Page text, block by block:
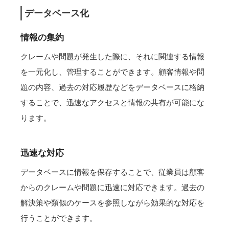
データベース化
情報の集約
クレームや問題が発生した際に、それに関連する情報
を一元化し、管理することができます。顧客情報や問
題の内容、過去の対応履歴などをデータベースに格納
することで、迅速なアクセスと情報の共有が可能にな
ります。
迅速な対応
データベースに情報を保存することで、従業員は顧客
からのクレームや問題に迅速に対応できます。過去の
解決策や類似のケースを参照しながら効果的な対応を
行うことができます。